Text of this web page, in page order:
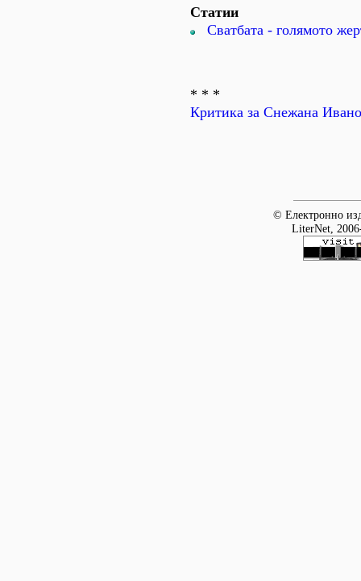
Статии
Сватбата - голямото
* * *
Критика за Снежана
© Електронно
LiterNet,